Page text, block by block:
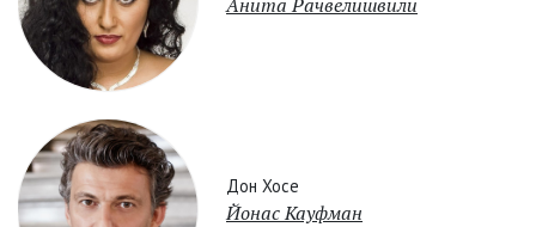
Дон Хосе
Йонас Кауфман